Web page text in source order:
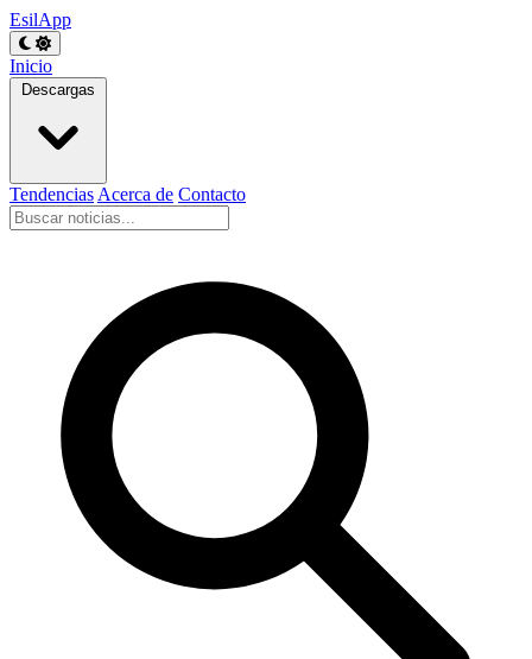
EsilApp
Inicio
Descargas
Tendencias Acerca de Contacto